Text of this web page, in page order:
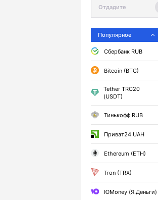
Популярное
Сбербанк RUB
Bitcoin (BTC)
Tether TRC20
(USDT)
Тинькофф RUB
Приват24 UAH
Ethereum (ETH)
Tron (TRX)
ЮMoney (Я.Деньги)